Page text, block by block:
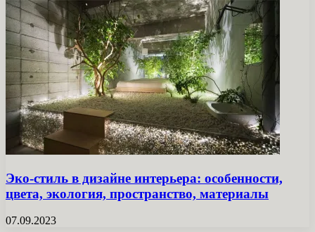
Эко-стиль в дизайне интерьера: особенности,
цвета, экология, пространство, материалы
07.09.2023